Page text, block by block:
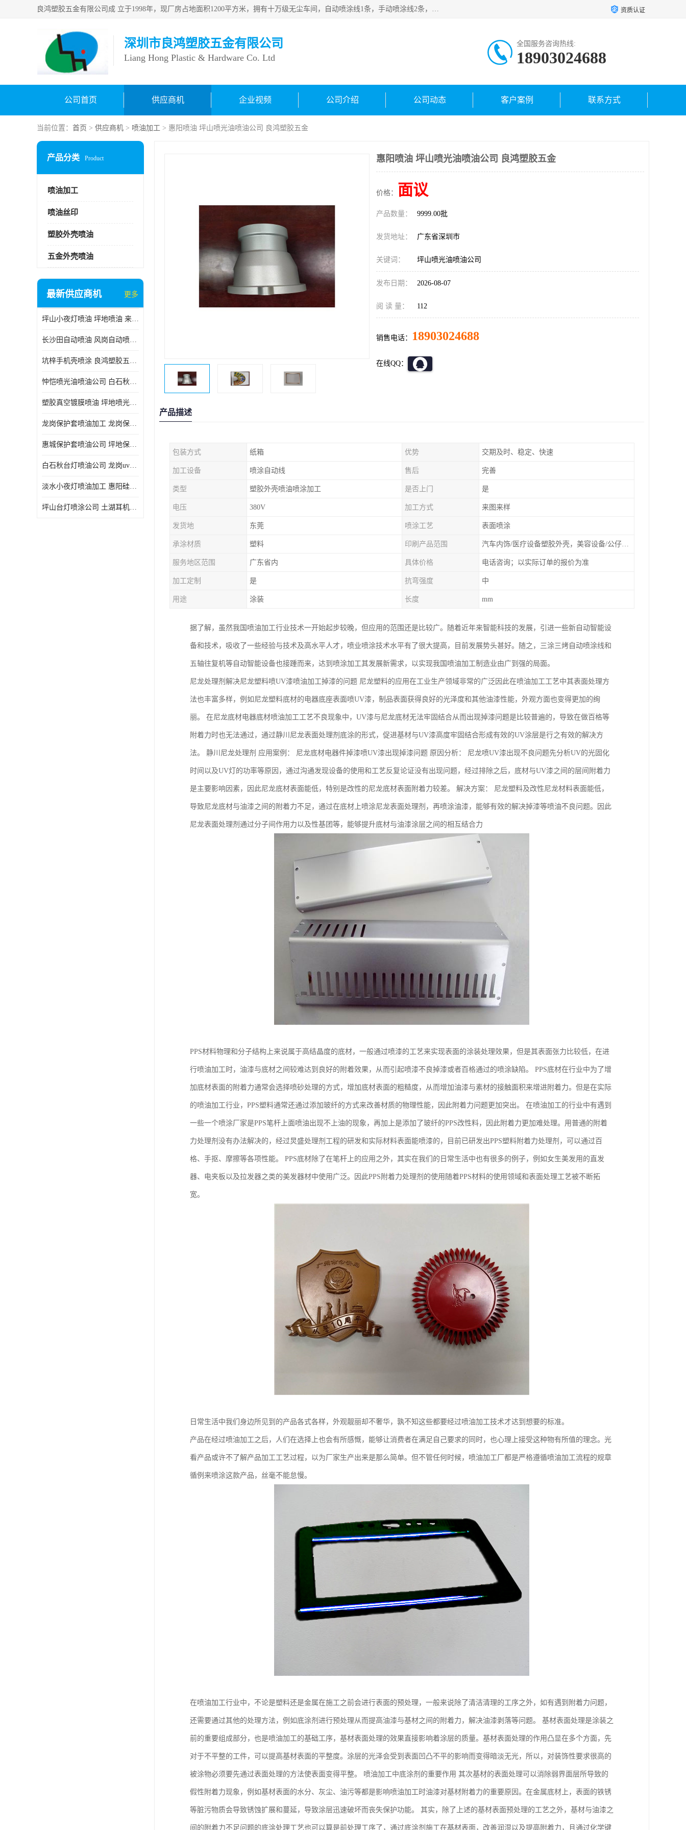
良鸿塑胶五金有限公司成 立于1998年，现厂房占地面积1200平方米，拥有十万级无尘车间，自动喷涂线1条，手动喷涂线2条，丝印移印滚印烫印拉线1条，本公司自建厂以来一直 以“顾客、品质、服务三个第一”为原则，从来货到处理、喷漆、烘烤、品检、包装等每一道工序都严格把持质量关，竭诚为广大朋友、客户服务。现如今已深得广 大客户信赖。 资质认证
深圳市良鸿塑胶五金有限公司
Liang Hong Plastic & Hardware Co. Ltd
全国服务咨询热线:
18903024688
公司首页 供应商机 企业视频 公司介绍 公司动态 客户案例 联系方式
当前位置： 首页 > 供应商机 > 喷油加工 > 惠阳喷油 坪山喷光油喷油公司 良鸿塑胶五金
产品分类 Product
喷油加工
喷油丝印
塑胶外壳喷油
五金外壳喷油
最新供应商机 更多
坪山小夜灯喷油 坪地喷油 来样订做
长沙田自动喷油 风岗自动喷涂 良鸿塑胶五金
坑梓手机壳喷涂 良鸿塑胶五金 坪地小夜灯喷涂公司
忡恺喷光油喷油公司 白石秋蓝牙喷涂
塑胶真空镀膜喷油 坪地喷光油喷油
龙岗保护套喷油加工 龙岗保护套喷油
惠城保护套喷油公司 坪地保护套喷油 良鸿塑胶五金
白石秋台灯喷油公司 龙岗uv喷油 良鸿塑胶五金
淡水小夜灯喷油加工 惠阳硅胶喷油 良鸿塑胶五金
坪山台灯喷涂公司 土湖耳机喷涂 加工定制
惠阳喷油 坪山喷光油喷油公司 良鸿塑胶五金
价格： 面议
产品数量： 9999.00批
发货地址： 广东省深圳市
关键词： 坪山喷光油喷油公司
发布日期： 2026-08-07
阅 读 量： 112
销售电话： 18903024688
在线QQ：
产品描述
包装方式 纸箱 优势 交期及时、稳定、快速
加工设备 喷涂自动线 售后 完善
类型 塑胶外壳喷油喷涂加工 是否上门 是
电压 380V 加工方式 来图来样
发货地 东莞 喷涂工艺 表面喷涂
承涂材质 塑料 印刷产品范围 汽车内饰/医疗设备塑胶外壳，美容设备/公仔动漫
服务地区范围 广东省内 具体价格 电话咨询；以实际订单的报价为准
加工定制 是 抗弯强度 中
用途 涂装 长度 mm
据了解，虽然我国喷油加工行业技术一开始起步较晚，但应用的范围还是比较广。随着近年来智能科技的发展，引进一些新自动智能设
备和技术，吸收了一些经验与技术及高水平人才，喷业喷涂技术水平有了很大提高，目前发展势头甚好。随之，三涂三烤自动喷涂线和
五轴往复机等自动智能设备也接踵而来，达到喷涂加工其发展新需求，以实现我国喷油加工制造业由广到强的局面。
尼龙处理剂解决尼龙塑料喷UV漆喷油加工掉漆的问题 尼龙塑料的应用在工业生产领域非常的广泛因此在喷油加工工艺中其表面处理方
法也丰富多样，例如尼龙塑料底材的电器底座表面喷UV漆，制品表面获得良好的光泽度和其他油漆性能，外观方面也变得更加的绚
丽。 在尼龙底材电器底材喷油加工工艺不良现象中，UV漆与尼龙底材无法牢固结合从而出现掉漆问题是比较普遍的，导致在做百格等
附着力时也无法通过，通过静川尼龙表面处理剂底涂的形式，促进基材与UV漆高度牢固结合形成有效的UV涂层是行之有效的解决方
法。 静川尼龙处理剂 应用案例： 尼龙底材电器件掉漆喷UV漆出现掉漆问题 原因分析： 尼龙喷UV漆出现不良问题先分析UV的光固化
时间以及UV灯的功率等原因，通过沟通发现设备的使用和工艺反复论证没有出现问题，经过排除之后，底材与UV漆之间的层间附着力
是主要影响因素，因此尼龙底材表面能低，特别是改性的尼龙底材表面附着力较差。 解决方案： 尼龙塑料及改性尼龙材料表面能低，
导致尼龙底材与油漆之间的附着力不足，通过在底材上喷涂尼龙表面处理剂，再喷涂油漆，能够有效的解决掉漆等喷油不良问题。因此
尼龙表面处理剂通过分子间作用力以及性基团等，能够提升底材与油漆涂层之间的相互结合力
PPS材料物理和分子结构上来说属于高结晶度的底材，一般通过喷漆的工艺来实现表面的涂装处理效果，但是其表面张力比较低，在进
行喷油加工时，油漆与底材之间较难达到良好的附着效果，从而引起喷漆不良掉漆或者百格通过的喷涂缺陷。 PPS底材在行业中为了增
加底材表面的附着力通常会选择喷砂处理的方式，增加底材表面的粗糙度，从而增加油漆与素材的接触面积来增进附着力。但是在实际
的喷油加工行业，PPS塑料通常还通过添加玻纤的方式来改善材质的物理性能，因此附着力问题更加突出。 在喷油加工的行业中有遇到
一些一个喷涂厂家是PPS笔杆上面喷油出现不上油的现象，再加上是添加了玻纤的PPS改性料，因此附着力更加难处理。用普通的附着
力处理剂没有办法解决的，经过炅盛处理剂工程的研发和实际材料表面能喷漆的，目前已研发出PPS塑料附着力处理剂，可以通过百
格、手抠、摩擦等各项性能。 PPS底材除了在笔杆上的应用之外，其实在我们的日常生活中也有很多的例子，例如女生美发用的直发
器、电夹板以及拉发器之类的美发器材中使用广泛。因此PPS附着力处理剂的使用随着PPS材料的使用领域和表面处理工艺被不断拓
宽。
日常生活中我们身边所见到的产品各式各样，外观靓丽却不奢华，孰不知这些都要经过喷油加工技术才达到想要的标准。
产品在经过喷油加工之后，人们在选择上也会有所感慨，能够让消费者在满足自己要求的同时，也心理上接受这种物有所值的理念。光
看产品或许不了解产品加工工艺过程，以为厂家生产出来是那么简单。但不管任何时候，喷油加工厂都是严格遵循喷油加工流程的规章
循例来喷涂这款产品，丝毫不能怠慢。
在喷油加工行业中，不论是塑料还是金属在施工之前会进行表面的预处理，一般来说除了清洁清理的工序之外，如有遇到附着力问题，
还需要通过其他的处理方法，例如底涂剂进行预处理从而提高油漆与基材之间的附着力，解决油漆剥落等问题。 基材表面处理是涂装之
前的重要组成部分，也是喷油加工的基础工序，基材表面处理的效果直接影响着涂层的质量。基材表面处理的作用凸显在多个方面，先
对于不平整的工件，可以提高基材表面的平整度。涂层的光泽会受到表面凹凸不平的影响而变得暗淡无光，所以，对装饰性要求很高的
被涂物必须要先通过表面处理的方法使表面变得平整。 喷油加工中底涂剂的重要作用 其次基材的表面处理可以消除弱界面层所导致的
假性附着力现象，例如基材表面的水分、灰尘、油污等都是影响喷油加工时油漆对基材附着力的重要原因。在金属底材上，表面的铁锈
等脏污物质会导致锈蚀扩展和蔓延，导致涂层迅速破坏而丧失保护功能。 其实，除了上述的基材表面预处理的工艺之外，基材与油漆之
间的附着力不足问题的底涂处理工艺也可以算是前处理工序了，通过底涂剂施工在基材表面，改善润湿以及提高附着力，且通过化学键